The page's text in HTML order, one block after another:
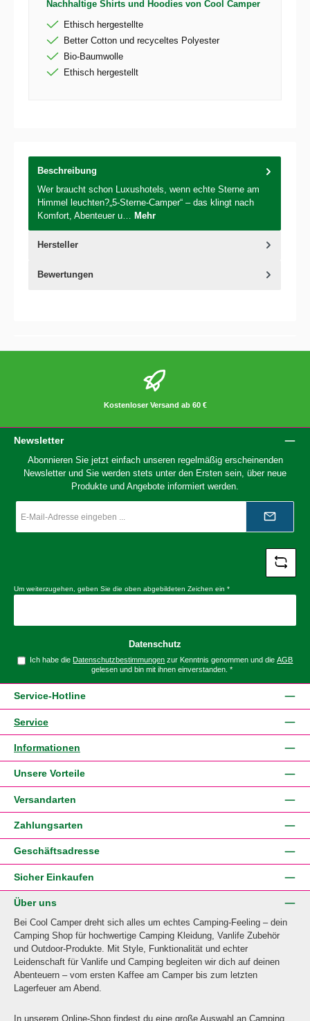
Nachhaltige Shirts und Hoodies von Cool Camper
Ethisch hergestellte
Better Cotton und recyceltes Polyester
Bio-Baumwolle
Ethisch hergestellt
Beschreibung
Wer braucht schon Luxushotels, wenn echte Sterne am
Himmel leuchten?„5-Sterne-Camper“ – das klingt nach
Komfort, Abenteuer u… Mehr
Hersteller
Bewertungen
Kostenloser Versand ab 60 €
Newsletter
Abonnieren Sie jetzt einfach unseren regelmäßig erscheinenden
Newsletter und Sie werden stets unter den Ersten sein, über neue
Produkte und Angebote informiert werden.
Mail-
*
Um weiterzugehen, geben Sie die oben abgebildeten Zeichen ein *
Datenschutz
Ich habe dieDatenschutzbestimmungen zur Kenntnis genommen und dieAGB
gelesen und bin mit ihnen einverstanden. *
Service-Hotline
Service
Informationen
Unsere Vorteile
Versandarten
Zahlungsarten
Geschäftsadresse
Sicher Einkaufen
Über uns
Bei Cool Camper dreht sich alles um echtes Camping-Feeling – dein
Camping Shop für hochwertige Camping Kleidung, Vanlife Zubehör
und Outdoor-Produkte. Mit Style, Funktionalität und echter
Leidenschaft für Vanlife und Camping begleiten wir dich auf deinen
Abenteuern – vom ersten Kaffee am Camper bis zum letzten
Lagerfeuer am Abend.
In unserem Online-Shop findest du eine große Auswahl an Camping